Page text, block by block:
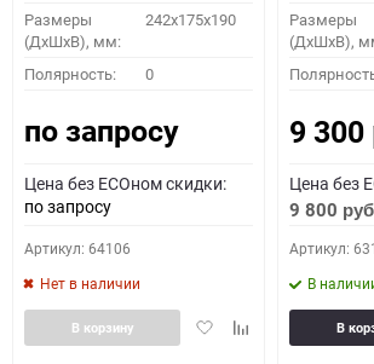
Размеры
(ДхШхВ), мм:
242x175x190
Полярность: 0
по запросу
Цена без ECOном скидки:
по запросу
Артикул: 64106
Нет в наличии
ДобавитьДобавить
В корзину
Размеры
(ДхШхВ),
9 300
Цена без
9 800 руб.
Артикул:
В
В